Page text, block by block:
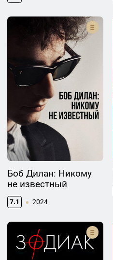
Боб Дилан: Никому
не известный
7.1 2024